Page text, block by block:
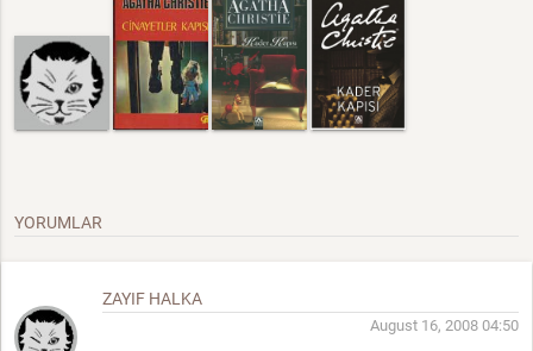
YORUMLAR
ZAYIF HALKA
August 16, 2008 04:50